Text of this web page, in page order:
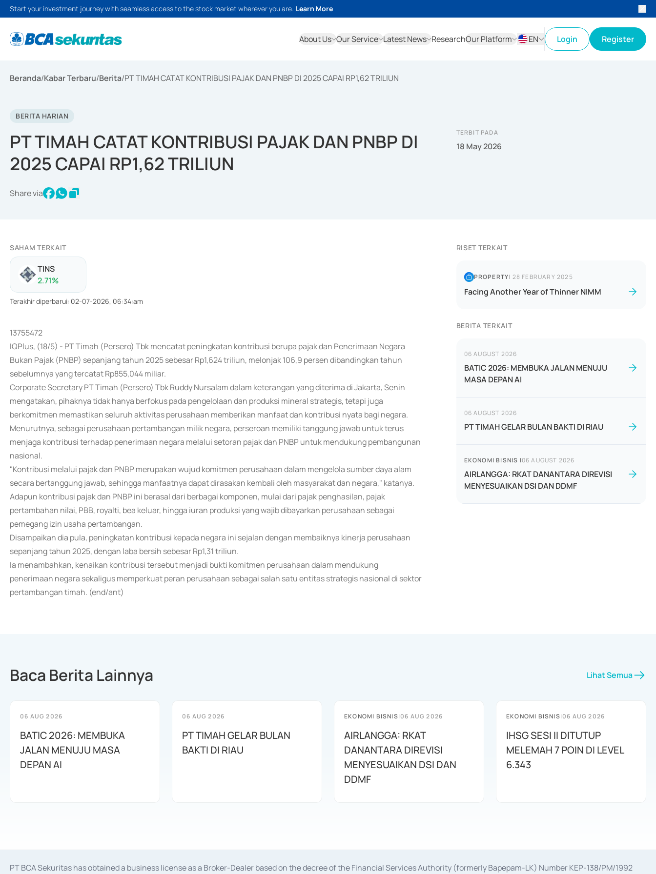
Start your investment journey with seamless access to the stock market wherever you are. Learn More
About Us Our Service Latest News ResearchOur Platform
EN
Login Register
Beranda/Kabar Terbaru/Berita/PT TIMAH CATAT KONTRIBUSI PAJAK DAN PNBP DI 2025 CAPAI RP1,62 TRILIUN
BERITA HARIAN
PT TIMAH CATAT KONTRIBUSI PAJAK DAN PNBP DI
2025 CAPAI RP1,62 TRILIUN
Share via
TERBIT PADA
18 May 2026
SAHAM TERKAIT
TINS
2.71%
Terakhir diperbarui: 02-07-2026, 06:34:am
13755472
IQPlus, (18/5) - PT Timah (Persero) Tbk mencatat peningkatan kontribusi berupa pajak dan Penerimaan Negara
Bukan Pajak (PNBP) sepanjang tahun 2025 sebesar Rp1,624 triliun, melonjak 106,9 persen dibandingkan tahun
sebelumnya yang tercatat Rp855,044 miliar.
Corporate Secretary PT Timah (Persero) Tbk Ruddy Nursalam dalam keterangan yang diterima di Jakarta, Senin
mengatakan, pihaknya tidak hanya berfokus pada pengelolaan dan produksi mineral strategis, tetapi juga
berkomitmen memastikan seluruh aktivitas perusahaan memberikan manfaat dan kontribusi nyata bagi negara.
Menurutnya, sebagai perusahaan pertambangan milik negara, perseroan memiliki tanggung jawab untuk terus
menjaga kontribusi terhadap penerimaan negara melalui setoran pajak dan PNBP untuk mendukung pembangunan
nasional.
"Kontribusi melalui pajak dan PNBP merupakan wujud komitmen perusahaan dalam mengelola sumber daya alam
secara bertanggung jawab, sehingga manfaatnya dapat dirasakan kembali oleh masyarakat dan negara," katanya.
Adapun kontribusi pajak dan PNBP ini berasal dari berbagai komponen, mulai dari pajak penghasilan, pajak
pertambahan nilai, PBB, royalti, bea keluar, hingga iuran produksi yang wajib dibayarkan perusahaan sebagai
pemegang izin usaha pertambangan.
Disampaikan dia pula, peningkatan kontribusi kepada negara ini sejalan dengan membaiknya kinerja perusahaan
sepanjang tahun 2025, dengan laba bersih sebesar Rp1,31 triliun.
Ia menambahkan, kenaikan kontribusi tersebut menjadi bukti komitmen perusahaan dalam mendukung
penerimaan negara sekaligus memperkuat peran perusahaan sebagai salah satu entitas strategis nasional di sektor
pertambangan timah. (end/ant)
RISET TERKAIT
PROPERTY| 28 FEBRUARY 2025
Facing Another Year of Thinner NIMM
BERITA TERKAIT
06 AUGUST 2026
BATIC 2026: MEMBUKA JALAN MENUJU
MASA DEPAN AI
06 AUGUST 2026
PT TIMAH GELAR BULAN BAKTI DI RIAU
EKONOMI BISNIS |06 AUGUST 2026
AIRLANGGA: RKAT DANANTARA DIREVISI
MENYESUAIKAN DSI DAN DDMF
Baca Berita Lainnya Lihat Semua
06 AUG 2026
BATIC 2026: MEMBUKA
JALAN MENUJU MASA
DEPAN AI
06 AUG 2026
PT TIMAH GELAR BULAN
BAKTI DI RIAU
EKONOMI BISNIS|06 AUG 2026
AIRLANGGA: RKAT
DANANTARA DIREVISI
MENYESUAIKAN DSI DAN
DDMF
EKONOMI BISNIS|06 AUG 2026
IHSG SESI II DITUTUP
MELEMAH 7 POIN DI LEVEL
6.343
PT BCA Sekuritas has obtained a business license as a Broker-Dealer based on the decree of the Financial Services Authority (formerly Bapepam-LK) Number KEP-138/PM/1992